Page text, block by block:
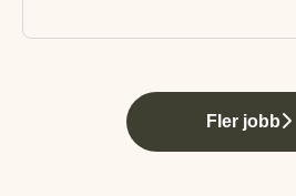
Fler jobb